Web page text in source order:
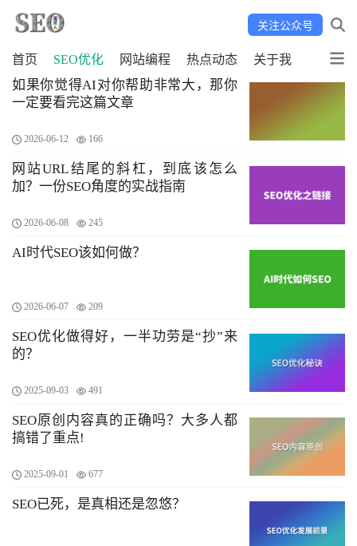
关注公众号
首页 SEO优化 网站编程 热点动态 关于我
如果你觉得AI对你帮助非常大，那你
一定要看完这篇文章
2026-06-12 166
网站URL结尾的斜杠，到底该怎么
加？一份SEO角度的实战指南
2026-06-08 245
AI时代SEO该如何做？
2026-06-07 209
SEO优化做得好，一半功劳是“抄”来
的？
2025-09-03 491
SEO原创内容真的正确吗？大多人都
搞错了重点!
2025-09-01 677
SEO已死，是真相还是忽悠？